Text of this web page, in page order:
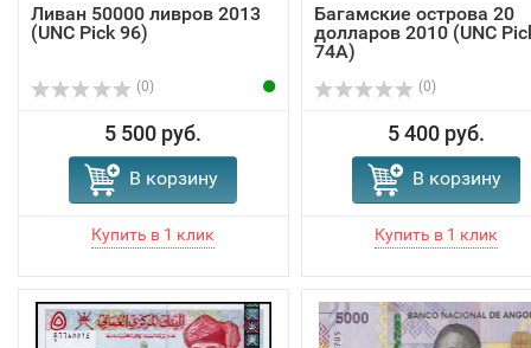
Ливан 50000 ливров 2013
(UNC Pick 96)
(0)
5 500 руб.
В корзину
Багамские острова 20
долларов 2010 (UNC
74А)
(0)
5 400 руб.
В корзину